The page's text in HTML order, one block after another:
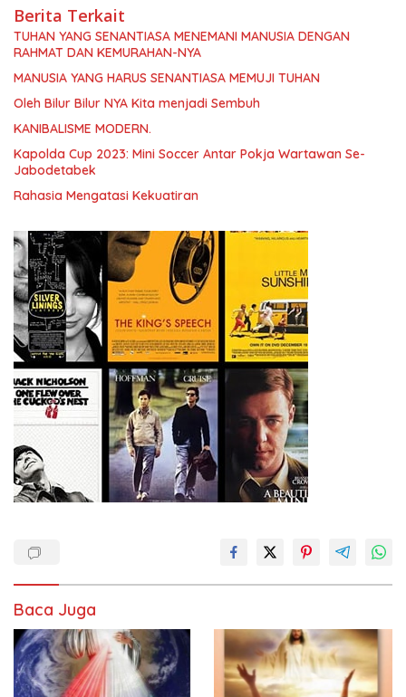
Berita Terkait
TUHAN YANG SENANTIASA MENEMANI MANUSIA DENGAN
RAHMAT DAN KEMURAHAN-NYA
MANUSIA YANG HARUS SENANTIASA MEMUJI TUHAN
Oleh Bilur Bilur NYA Kita menjadi Sembuh
KANIBALISME MODERN.
Kapolda Cup 2023: Mini Soccer Antar Pokja Wartawan Se-
Jabodetabek
Rahasia Mengatasi Kekuatiran
Baca Juga